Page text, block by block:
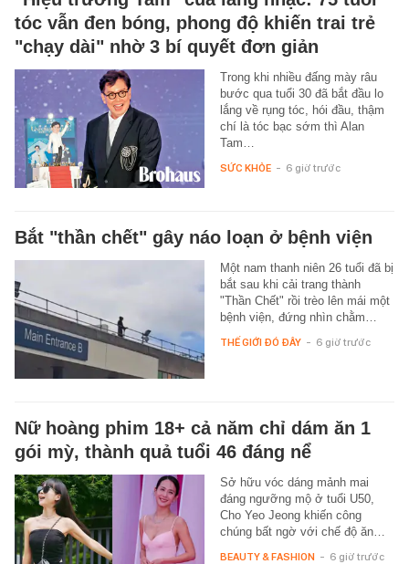
tóc vẫn đen bóng, phong độ khiến trai trẻ
"chạy dài" nhờ 3 bí quyết đơn giản
Trong khi nhiều đấng mày râu
bước qua tuổi 30 đã bắt đầu lo
lắng về rụng tóc, hói đầu, thậm
chí là tóc bạc sớm thì Alan
Tam…
SỨC KHỎE - 6 giờ trước
Bắt "thần chết" gây náo loạn ở bệnh viện
Một nam thanh niên 26 tuổi đã bị
bắt sau khi cải trang thành
"Thần Chết" rồi trèo lên mái một
bệnh viện, đứng nhìn chằm…
THẾ GIỚI ĐÓ ĐÂY - 6 giờ trước
Nữ hoàng phim 18+ cả năm chỉ dám ăn 1
gói mỳ, thành quả tuổi 46 đáng nể
Sở hữu vóc dáng mảnh mai
đáng ngưỡng mộ ở tuổi U50,
Cho Yeo Jeong khiến công
chúng bất ngờ với chế độ ăn…
BEAUTY & FASHION - 6 giờ trước